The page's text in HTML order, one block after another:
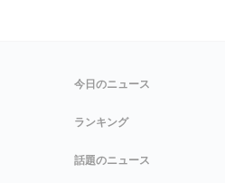
今日のニュース
ランキング
話題のニュース